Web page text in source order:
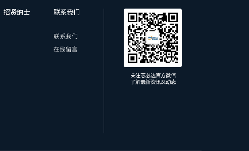
招贤纳士 联系我们
联系我们
在线留言
关注芯必达官方微信
了解最新资讯及动态